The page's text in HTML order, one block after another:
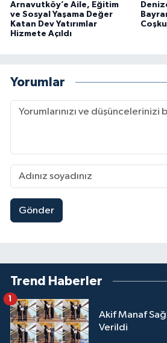
Arnavutköy’e Aile, Eğitim
ve Sosyal Yaşama Değer
Katan Dev Yatırımlar
Hizmete Açıldı
Yorumlar
Gönder
Trend Haberler
Akif Manaf
Verildi
1